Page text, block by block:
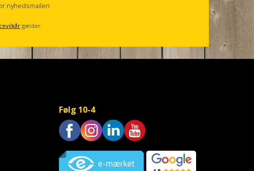
nyhedsmailen
gælder.
Følg 10-4